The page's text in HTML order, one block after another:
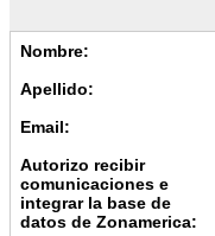
Nombre:
Apellido:
Email:
Autorizo recibir
comunicaciones e
integrar la base de
datos de Zonamerica: